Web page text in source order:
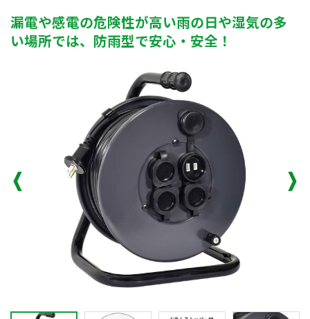
漏電や感電の危険性が高い雨の日や湿気の多
い場所では、防雨型で安心・安全！